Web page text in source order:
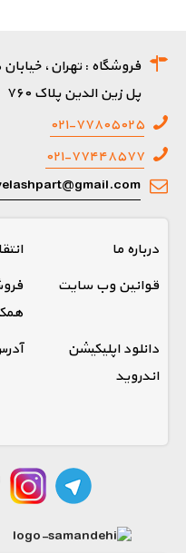
فروشگاه : تهران،
پل زین الدین پلاک ۷۶۰
۰۲۱-۷۷۸۰۵۰۲۵
۰۲۱-۷۷۴۴۸۵۷۷
درباره ما
قوانین وب سایت
دانلود اپلیکیشن
اندروید